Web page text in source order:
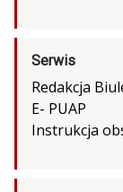
Serwis
Redakcja
E- PUAP
Instrukcja